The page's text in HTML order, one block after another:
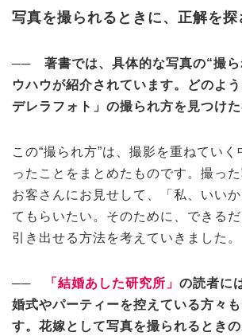
写真を撮られるときに、正解を
── 著書では、具体的な写真の“撮ら
ウハウが紹介されています。どのよ
デレラフォト」の撮られ方を見つけ
この“撮られ方”は、撮影を重ねてい
ったことをまとめたものです。撮っ
お客さんにお見せして、「私、いい
てもらいたい。そのために、できる
引き出せる方法を考えていきました。
── 「結婚あした研究所」 の読者に
婚式やパーティーを控えている方々
す。花嫁として写真を撮られるとき